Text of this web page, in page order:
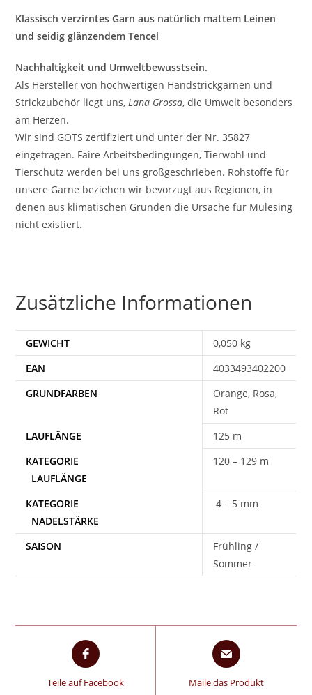
Klassisch verzirntes Garn aus natürlich mattem Leinen
und seidig glänzendem Tencel
Nachhaltigkeit und Umweltbewusstsein.
Als Hersteller von hochwertigen Handstrickgarnen und
Strickzubehör liegt uns,Lana Grossa, die Umwelt besonders
am Herzen.
Wir sind GOTS zertifiziert und unter der Nr. 35827
eingetragen. Faire Arbeitsbedingungen, Tierwohl und
Tierschutz werden bei uns großgeschrieben. Rohstoffe für
unsere Garne beziehen wir bevorzugt aus Regionen, in
denen aus klimatischen Gründen die Ursache für Mulesing
nicht existiert.
Zusätzliche Informationen
GEWICHT
0,050 kg
EAN
4033493402200
Orange, Rosa,
Rot
125 m
120 – 129 m
4 – 5 mm
SAISON
Frühling /
Sommer
Teile auf Facebook Maile das Produkt